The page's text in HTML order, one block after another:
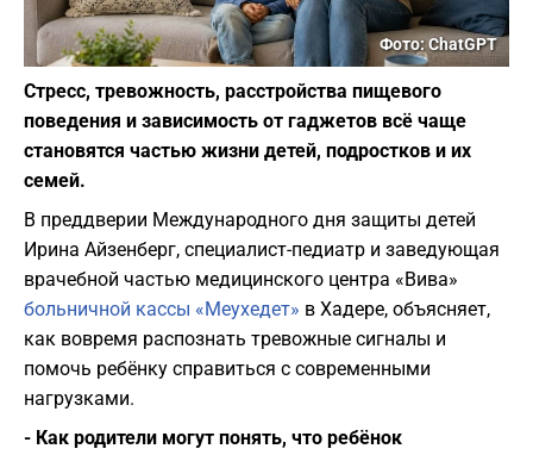
Фото: ChatGPT
Стресс, тревожность, расстройства пищевого
поведения и зависимость от гаджетов всё чаще
становятся частью жизни детей, подростков и их
семей.
В преддверии Международного дня защиты детей
Ирина Айзенберг, специалист-педиатр и заведующая
врачебной частью медицинского центра «Вива»
больничной кассы «Меухедет» в Хадере, объясняет,
как вовремя распознать тревожные сигналы и
помочь ребёнку справиться с современными
нагрузками.
- Как родители могут понять, что ребёнок